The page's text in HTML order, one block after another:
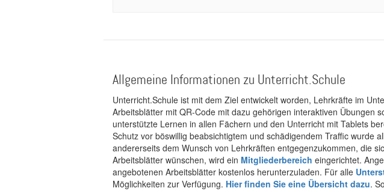
Allgemeine Informationen zu Unterricht.Schule
Unterricht.Schule ist mit dem Ziel entwickelt worden, Lehrkräfte im
Arbeitsblätter mit QR-Code mit dazu gehörigen interaktiven Übungen
unterstützte Lernen in allen Fächern und den Unterricht mit Tablets
Schutz vor böswillig beabsichtigtem und schädigendem Traffic wurde
andererseits dem Wunsch von Lehrkräften entgegenzukommen, die
Arbeitsblätter wünschen, wird ein Mitgliederbereich eingerichtet.
angebotenen Arbeitsblätter kostenlos herunterzuladen. Für alle
Möglichkeiten zur Verfügung. Hier finden Sie eine Übersicht dazu.